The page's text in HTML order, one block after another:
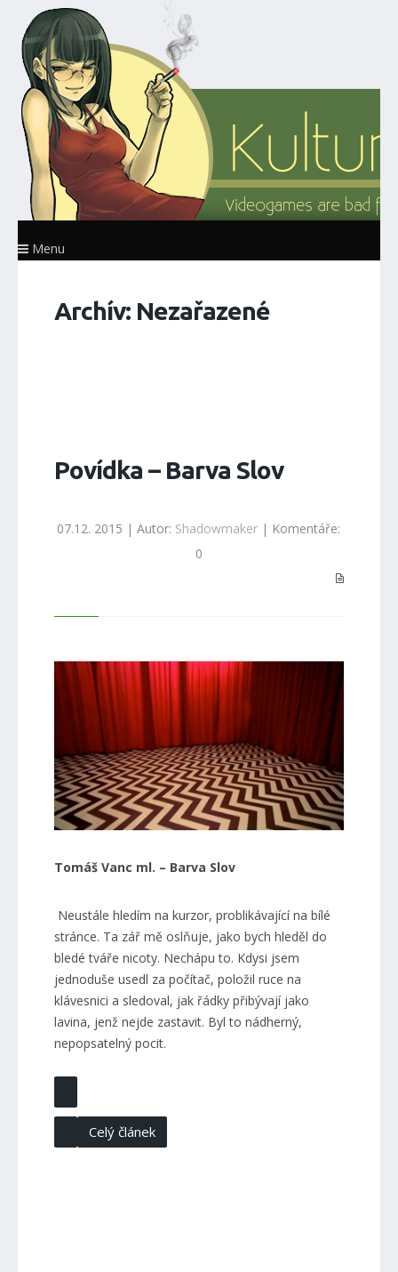
Menu
Archív: Nezařazené
Povídka – Barva Slov
07.12. 2015 | Autor: Shadowmaker | Komentáře:
0
Tomáš Vanc ml. – Barva Slov
Neustále hledím na kurzor, problikávající na bílé
stránce. Ta zář mě oslňuje, jako bych hleděl do
bledé tváře nicoty. Nechápu to. Kdysi jsem
jednoduše usedl za počítač, položil ruce na
klávesnici a sledoval, jak řádky přibývají jako
lavina, jenž nejde zastavit. Byl to nádherný,
nepopsatelný pocit.
Celý článek